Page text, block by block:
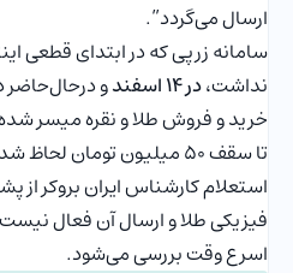
ارسال می‌گردد”.
سامانه زرپی که در ابتدای قطعی
نداشت،در 14 اسفند
و درحال‌حاضر
خرید و فروش طلا و نقره میسر
تا سقف 50 میلیون تومان
استعلام کارشناس ایران بروکر از
فیزیکی طلا و ارسال آن فعال
اسرع وقت بررسی می‌شود.